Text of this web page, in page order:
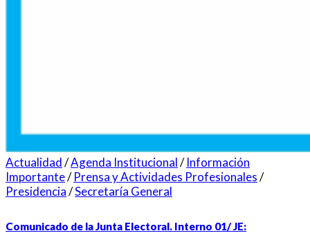
Actualidad/Agenda Institucional/Información
Importante/Prensa y Actividades Profesionales/
Presidencia/Secretaría General
Comunicado de la Junta Electoral. Interno 01/ JE: